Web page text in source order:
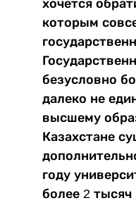
хочется
которым
безусловно
далеко не
высшему
Казахстане
году
более 2